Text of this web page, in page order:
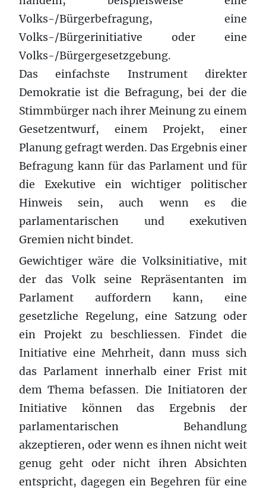
Volks-/Bürgerbefragung, eine
Volks-/Bürgerinitiative oder eine
Volks-/Bürgergesetzgebung.
Das einfachste Instrument direkter
Demokratie ist die Befragung, bei der die
Stimmbürger nach ihrer Meinung zu einem
Gesetzentwurf, einem Projekt, einer
Planung gefragt werden. Das Ergebnis einer
Befragung kann für das Parlament und für
die Exekutive ein wichtiger politischer
Hinweis sein, auch wenn es die
parlamentarischen und exekutiven
Gremien nicht bindet.
Gewichtiger wäre die Volksinitiative, mit
der das Volk seine Repräsentanten im
Parlament auffordern kann, eine
gesetzliche Regelung, eine Satzung oder
ein Projekt zu beschliessen. Findet die
Initiative eine Mehrheit, dann muss sich
das Parlament innerhalb einer Frist mit
dem Thema befassen. Die Initiatoren der
Initiative können das Ergebnis der
parlamentarischen Behandlung
akzeptieren, oder wenn es ihnen nicht weit
genug geht oder nicht ihren Absichten
entspricht, dagegen ein Begehren für eine